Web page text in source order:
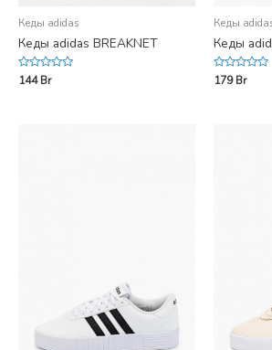
Кеды adidas
Кеды adidas BREAKNET
Rated
0144Br
Кеды
Кеды
Rated
0179Br